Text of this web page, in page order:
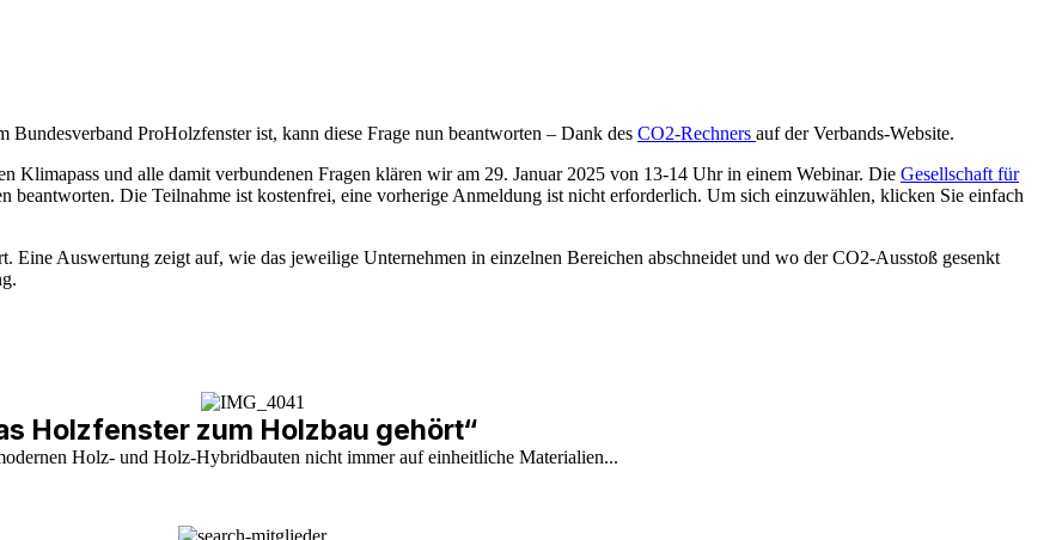
ProHolzfenster ist, kann diese Frage nun beantworten – Dank des CO2-Rechners auf der Verbands-Website.
Klimapass und alle damit verbundenen Fragen klären wir am 29. Januar 2025 von 13-14 Uhr in einem Webinar. Die Gesellschaft für
beantworten. Die Teilnahme ist kostenfrei, eine vorherige Anmeldung ist nicht erforderlich. Um sich einzuwählen, klicken Sie einfach
Eine Auswertung zeigt auf, wie das jeweilige Unternehmen in einzelnen Bereichen abschneidet und wo der CO2-Ausstoß gesenkt
Holzfenster zum Holzbau gehört“
Holz- und Holz-Hybridbauten nicht immer auf einheitliche Materialien...